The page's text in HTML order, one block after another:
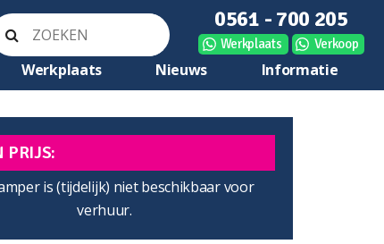
0561 - 700 205
Werkplaats Verkoop
Werkplaats Nieuws Informatie
PRIJS:
is (tijdelijk) niet beschikbaar voor
verhuur.